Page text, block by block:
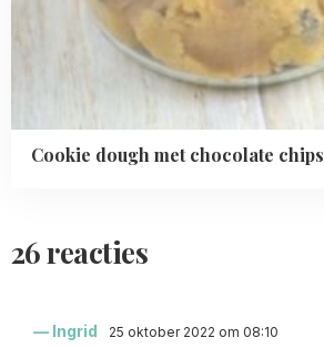
Cookie dough met chocolate chips
26 reacties
Ingrid 25 oktober 2022 om 08:10